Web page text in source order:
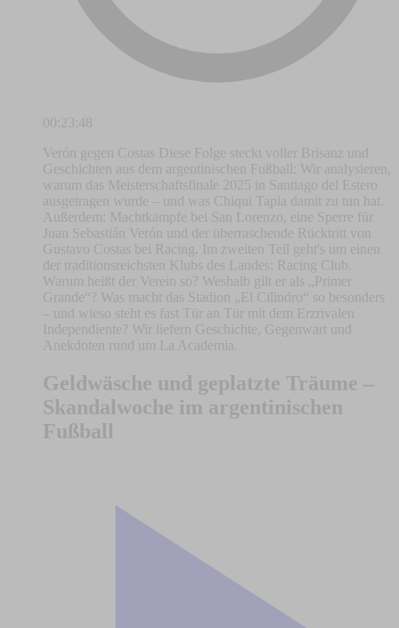
00:23:48
Verón gegen Costas Diese Folge steckt voller Brisanz und
Geschichten aus dem argentinischen Fußball: Wir analysieren,
warum das Meisterschaftsfinale 2025 in Santiago del Estero
ausgetragen wurde – und was Chiqui Tapia damit zu tun hat.
Außerdem: Machtkämpfe bei San Lorenzo, eine Sperre für
Juan Sebastián Verón und der überraschende Rücktritt von
Gustavo Costas bei Racing. Im zweiten Teil geht's um einen
der traditionsreichsten Klubs des Landes: Racing Club.
Warum heißt der Verein so? Weshalb gilt er als „Primer
Grande“? Was macht das Stadion „El Cilindro“ so besonders
– und wieso steht es fast Tür an Tür mit dem Erzrivalen
Independiente? Wir liefern Geschichte, Gegenwart und
Anekdoten rund um La Academia.
Geldwäsche und geplatzte Träume –
Skandalwoche im argentinischen
Fußball